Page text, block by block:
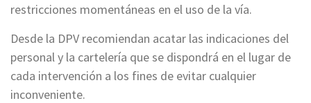
restricciones momentáneas en el uso de la vía.
Desde la DPV recomiendan acatar las indicaciones del
personal y la cartelería que se dispondrá en el lugar de
cada intervención a los fines de evitar cualquier
inconveniente.